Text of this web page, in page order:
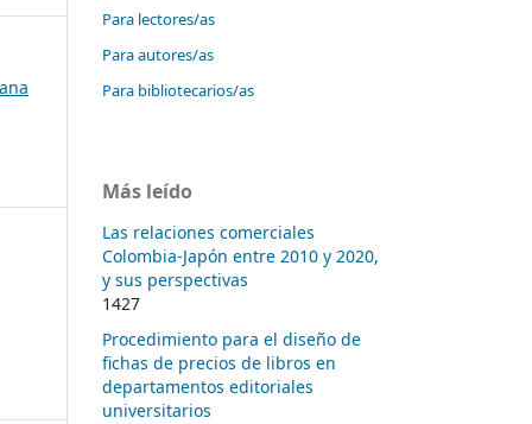
Para lectores/as
Para autores/as
Para bibliotecarios/as
Más leído
Las relaciones comerciales
Colombia-Japón entre 2010 y 2020,
y sus perspectivas
1427
Procedimiento para el diseño de
fichas de precios de libros en
departamentos editoriales
universitarios